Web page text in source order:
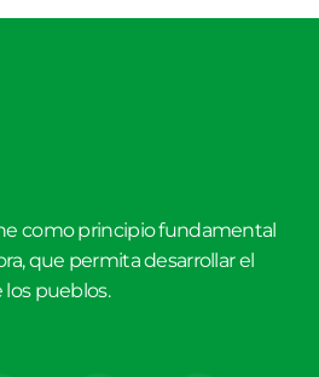
como principio fundamental
que permita desarrollar el
pueblos.